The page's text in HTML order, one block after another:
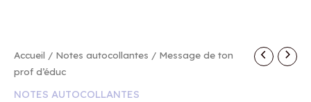
Accueil / Notes autocollantes / Message de ton
prof d’éduc
NOTES AUTOCOLLANTES
quantité
Message
de